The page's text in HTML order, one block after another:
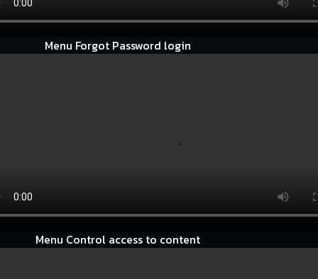
Menu Forgot Password login
Menu Control access to content